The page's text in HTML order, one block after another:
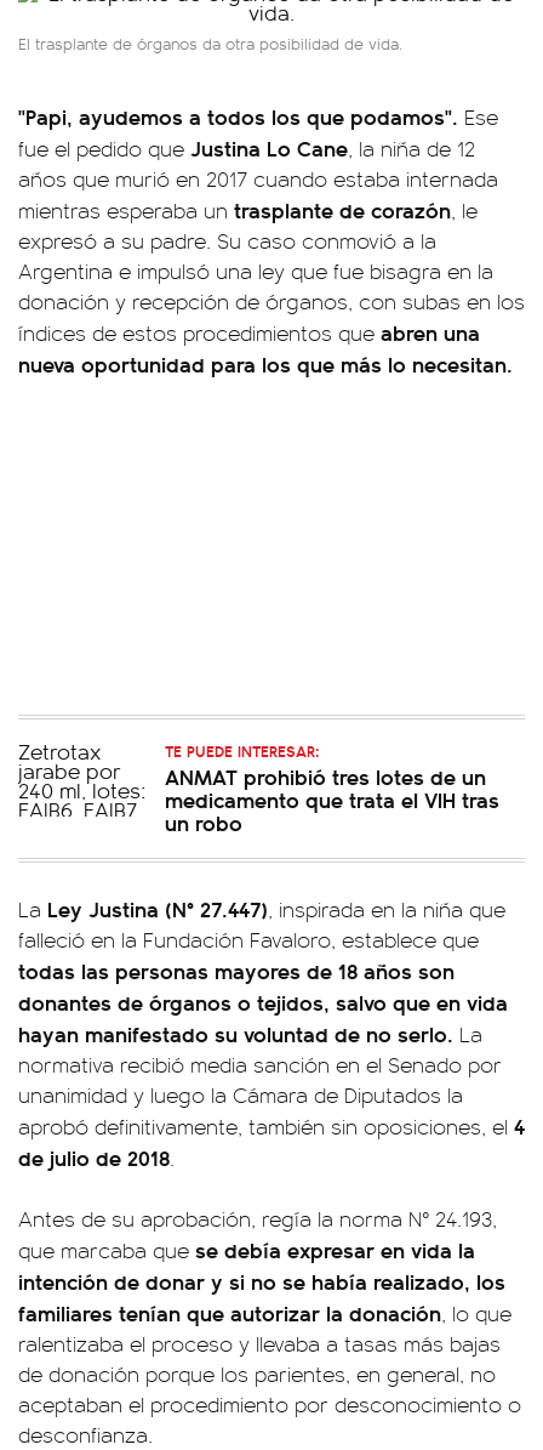
El trasplante de órganos da otra posibilidad de vida.
"Papi, ayudemos a todos los que podamos". Ese
fue el pedido que Justina Lo Cane, la niña de 12
años que murió en 2017 cuando estaba internada
mientras esperaba un trasplante de corazón, le
expresó a su padre. Su caso conmovió a la
Argentina e impulsó una ley que fue bisagra en la
donación y recepción de órganos, con subas en los
índices de estos procedimientos que abren una
nueva oportunidad para los que más lo necesitan.
TE PUEDE INTERESAR:
ANMAT prohibió tres lotes de un
medicamento que trata el VIH tras
un robo
La Ley Justina (N° 27.447), inspirada en la niña que
falleció en la Fundación Favaloro, establece que
todas las personas mayores de 18 años son
donantes de órganos o tejidos, salvo que en vida
hayan manifestado su voluntad de no serlo. La
normativa recibió media sanción en el Senado por
unanimidad y luego la Cámara de Diputados la
aprobó definitivamente, también sin oposiciones, el 4
de julio de 2018.
Antes de su aprobación, regía la norma N° 24.193,
que marcaba que se debía expresar en vida la
intención de donar y si no se había realizado, los
familiares tenían que autorizar la donación, lo que
ralentizaba el proceso y llevaba a tasas más bajas
de donación porque los parientes, en general, no
aceptaban el procedimiento por desconocimiento o
desconfianza.